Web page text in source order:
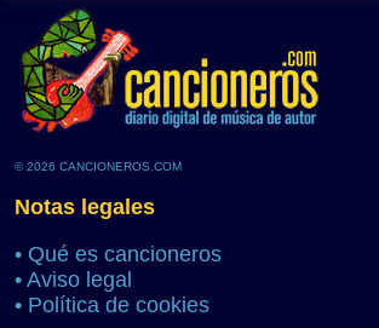
© 2026 CANCIONEROS.COM
Notas legales
• Qué es cancioneros
• Aviso legal
• Política de cookies